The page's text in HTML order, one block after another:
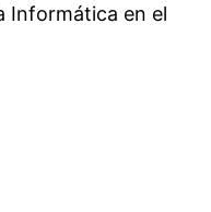
Informática en el